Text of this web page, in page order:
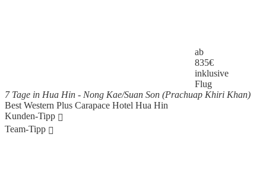
ab
835€
inklusive
Flug
7 Tage in Hua Hin - Nong Kae/Suan Son (Prachuap Khiri Khan)
Best Western Plus Carapace Hotel Hua Hin
Kunden-Tipp
Team-Tipp